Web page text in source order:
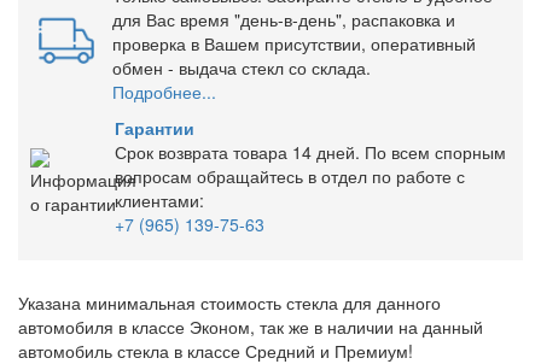
для Вас время "день-в-день", распаковка и
проверка в Вашем присутствии, оперативный
обмен - выдача стекл со склада.
Подробнее...
Гарантии
Срок возврата товара 14 дней. По всем спорным
вопросам обращайтесь в отдел по работе с
клиентами:
+7 (965) 139-75-63
Указана минимальная стоимость стекла для данного
автомобиля в классе Эконом, так же в наличии на данный
автомобиль стекла в классе Средний и Премиум!